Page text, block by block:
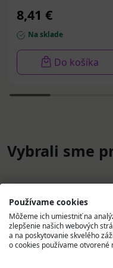
8,41 €
Na sklade
Do košíka
Vybrali sme
Používame cookies
Môžeme ich umiestniť na
zlepšenie našich webových
a na poskytovanie skvelého
o cookies používame otvorené